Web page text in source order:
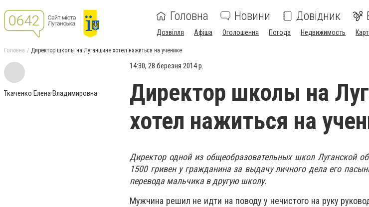
Головна Новини Довідник
Дозвілля Афіша Оголошення Погода Недвижимость
Головна Директор школы на Луганщине хотел нажиться на ученике
Ткаченко Елена Владимировна
14:30, 28 березня 2014 р.
Директор школы на
хотел нажиться на
Директор одной из общеобразовательных школ Луганской
1500 гривен у гражданина за выдачу личного дела его
перевода мальчика в другую школу.
Мужчина решил не идти на поводу у нечистого на руку